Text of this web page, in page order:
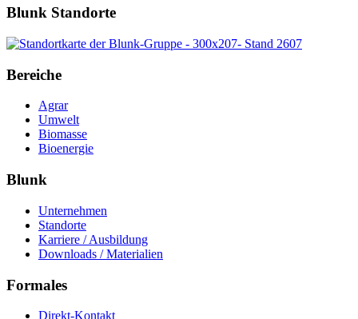
Blunk Standorte
Bereiche
Agrar
Umwelt
Biomasse
Bioenergie
Blunk
Unternehmen
Standorte
Karriere / Ausbildung
Downloads / Materialien
Formales
Direkt-Kontakt